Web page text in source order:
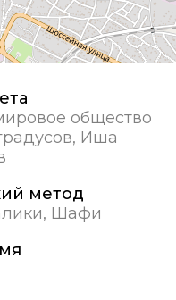
общество
Иша
метод
Шафи